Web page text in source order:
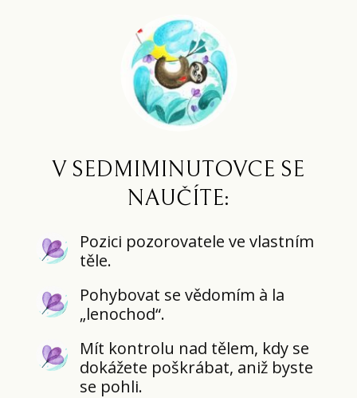
V SEDMIMINUTOVCE SE
NAUČÍTE:
Pozici pozorovatele ve vlastním
těle.
Pohybovat se vědomím à la
„lenochod“.
Mít kontrolu nad tělem, kdy se
dokážete poškrábat, aniž byste
se pohli.